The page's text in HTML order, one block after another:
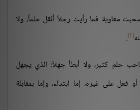
معاوية فما رأيت رجلاً أثقل حلماً، ولا
[1]
.
حلم كثير، ولا أبطأ جهلاً: الذي يجهل
فعل على غيره، إما ابتداء، وإما بمقابلة